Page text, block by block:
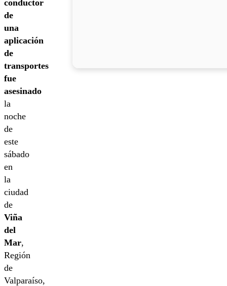
conductor
de
una
aplicación
de
transportes
fue
asesinado
la
noche
de
este
sábado
en
la
ciudad
de
Viña
del
Mar,
Región
de
Valparaíso,